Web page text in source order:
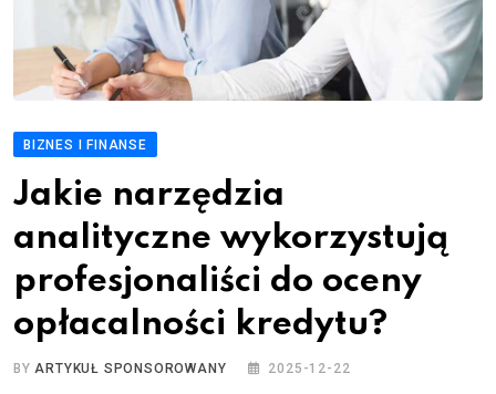
BIZNES I FINANSE
Jakie narzędzia
analityczne wykorzystują
profesjonaliści do oceny
opłacalności kredytu?
BYARTYKUŁ SPONSOROWANY 2025-12-22